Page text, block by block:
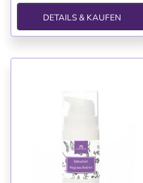
DETAILS & KAUFEN